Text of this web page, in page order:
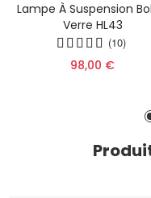
Lampe À Suspension
Verre HL43
(10)
98,00 €